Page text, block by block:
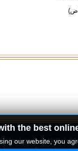
the best
our website, you
Impressum|